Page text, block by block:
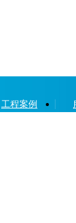
工程案例